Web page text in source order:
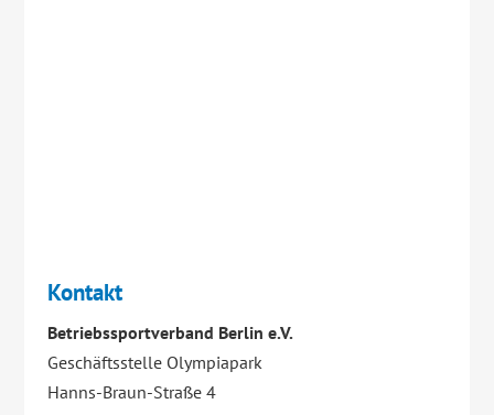
Kontakt
Betriebssportverband Berlin e.V.
Geschäftsstelle Olympiapark
Hanns-Braun-Straße 4